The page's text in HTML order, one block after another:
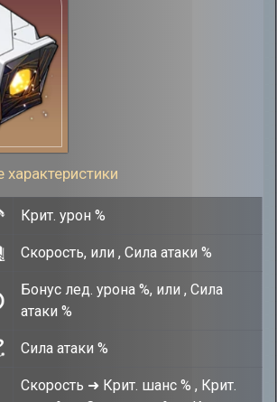
Крит. урон %
Скорость, или , Сила атаки %
Бонус лед. урона %, или , Сила
атаки %
Сила атаки %
Скорость ➜ Крит. шанс % , Крит.